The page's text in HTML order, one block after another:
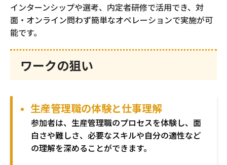
求人原稿作成
求人原稿転用作成
オンボーディング支援アプリ
HR Ring
インターンシップや選考、内定者研修で活用でき、対
面・オンライン問わず簡単なオペレーションで実施が可
能です。
ワークの狙い
生産管理職の体験と仕事理解
参加者は、生産管理職のプロセスを体験し、面
白さや難しさ、必要なスキルや自分の適性など
の理解を深めることができます。